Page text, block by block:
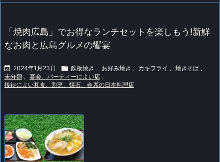
「焼肉広島」でお得なランチセットを楽しもう!新鮮
なお肉と広島グルメの饗宴
 2024年1月23日  鉄板焼き , お好み焼き , カキフライ , 焼きそば ,
未分類 , 宴会、パーティーによい店 ,
接待によい和食、割烹、懐石、会席の日本料理店